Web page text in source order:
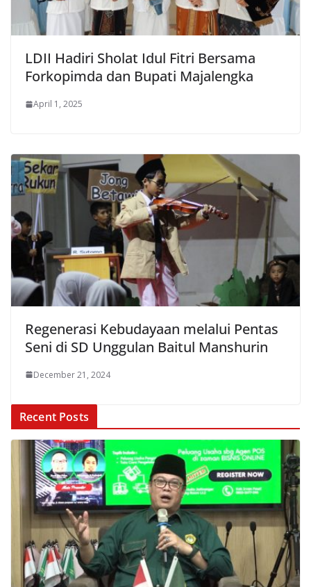
LDII Hadiri Sholat Idul Fitri Bersama
Forkopimda dan Bupati Majalengka
April 1, 2025
Regenerasi Kebudayaan melalui Pentas
Seni di SD Unggulan Baitul Manshurin
December 21, 2024
Recent Posts